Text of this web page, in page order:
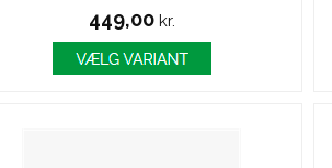
449,00 kr.